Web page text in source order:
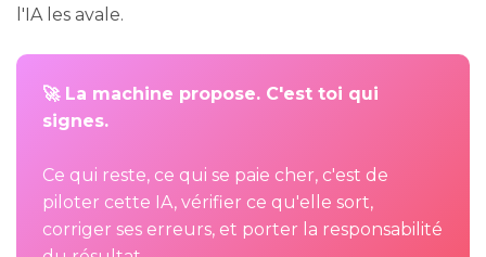
l'IA les avale.
🚀 La machine propose. C'est toi qui
signes.
Ce qui reste, ce qui se paie cher, c'est de
piloter cette IA, vérifier ce qu'elle sort,
corriger ses erreurs, et porter la responsabilité